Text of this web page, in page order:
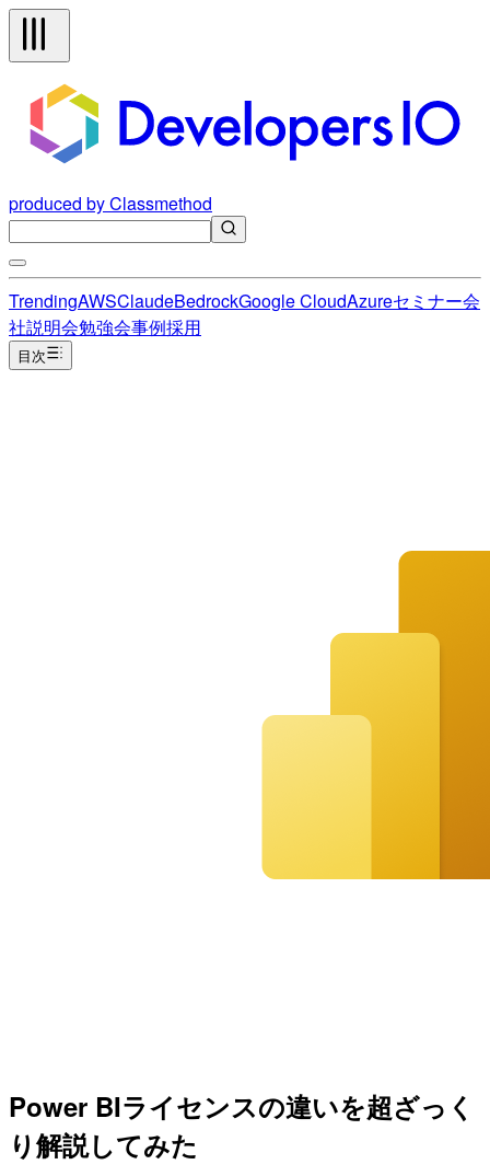
produced by Classmethod
TrendingAWSClaudeBedrockGoogle CloudAzureセミナー会
社説明会勉強会事例採用
目次
Power BIライセンスの違いを超ざっく
り解説してみた